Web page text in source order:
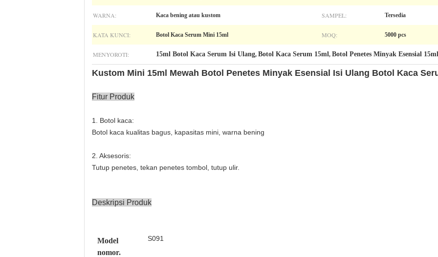
WARNA: Kaca bening atau kustom SAMPEL: Tersedia
KATA KUNCI: Botol Kaca Serum Mini 15ml MOQ: 5000 pcs
MENYOROTI: 15ml Botol Kaca Serum Isi Ulang, Botol Kaca Serum 15ml, Botol Penetes Minyak Esensial 15ml
Kustom Mini 15ml Mewah Botol Penetes Minyak Esensial Isi Ulang Botol Kaca
Fitur Produk
1. Botol kaca:
Botol kaca kualitas bagus, kapasitas mini, warna bening
2. Aksesoris:
Tutup penetes, tekan penetes tombol, tutup ulir.
Deskripsi Produk
Model
nomor.
S091